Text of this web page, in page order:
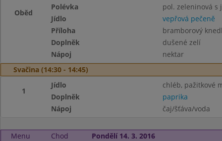
Oběd
Polévka
pol. zeleninová s
Jídlo
vepřová pečeně
Příloha
bramborový
Doplněk
dušené zelí
Nápoj
nektar
Svačina (14:30 - 14:45)
1
Jídlo
chléb, pažitkové
Doplněk
paprika
Nápoj
čaj/šťáva/voda
Menu Chod
Pondělí 14. 3. 2016